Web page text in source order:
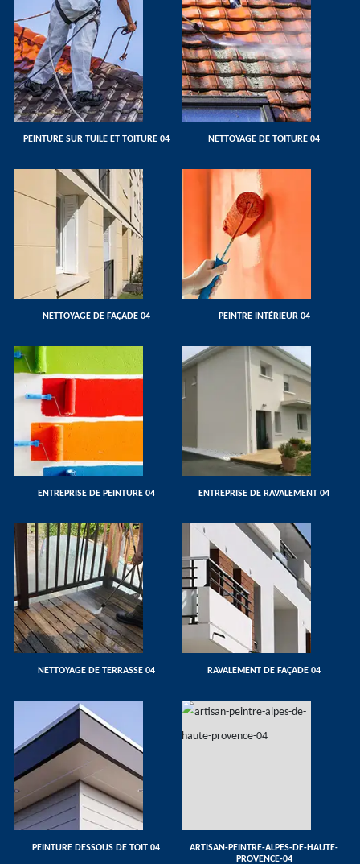
PEINTURE SUR TUILE ET TOITURE 04 NETTOYAGE DE TOITURE 04
NETTOYAGE DE FAÇADE 04 PEINTRE INTÉRIEUR 04
ENTREPRISE DE PEINTURE 04 ENTREPRISE DE RAVALEMENT 04
NETTOYAGE DE TERRASSE 04 RAVALEMENT DE FAÇADE 04
PEINTURE DESSOUS DE TOIT 04
ARTISAN-PEINTRE-ALPES-DE-HAUTE-
PROVENCE-04